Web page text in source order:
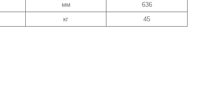
мм
636
кг 45